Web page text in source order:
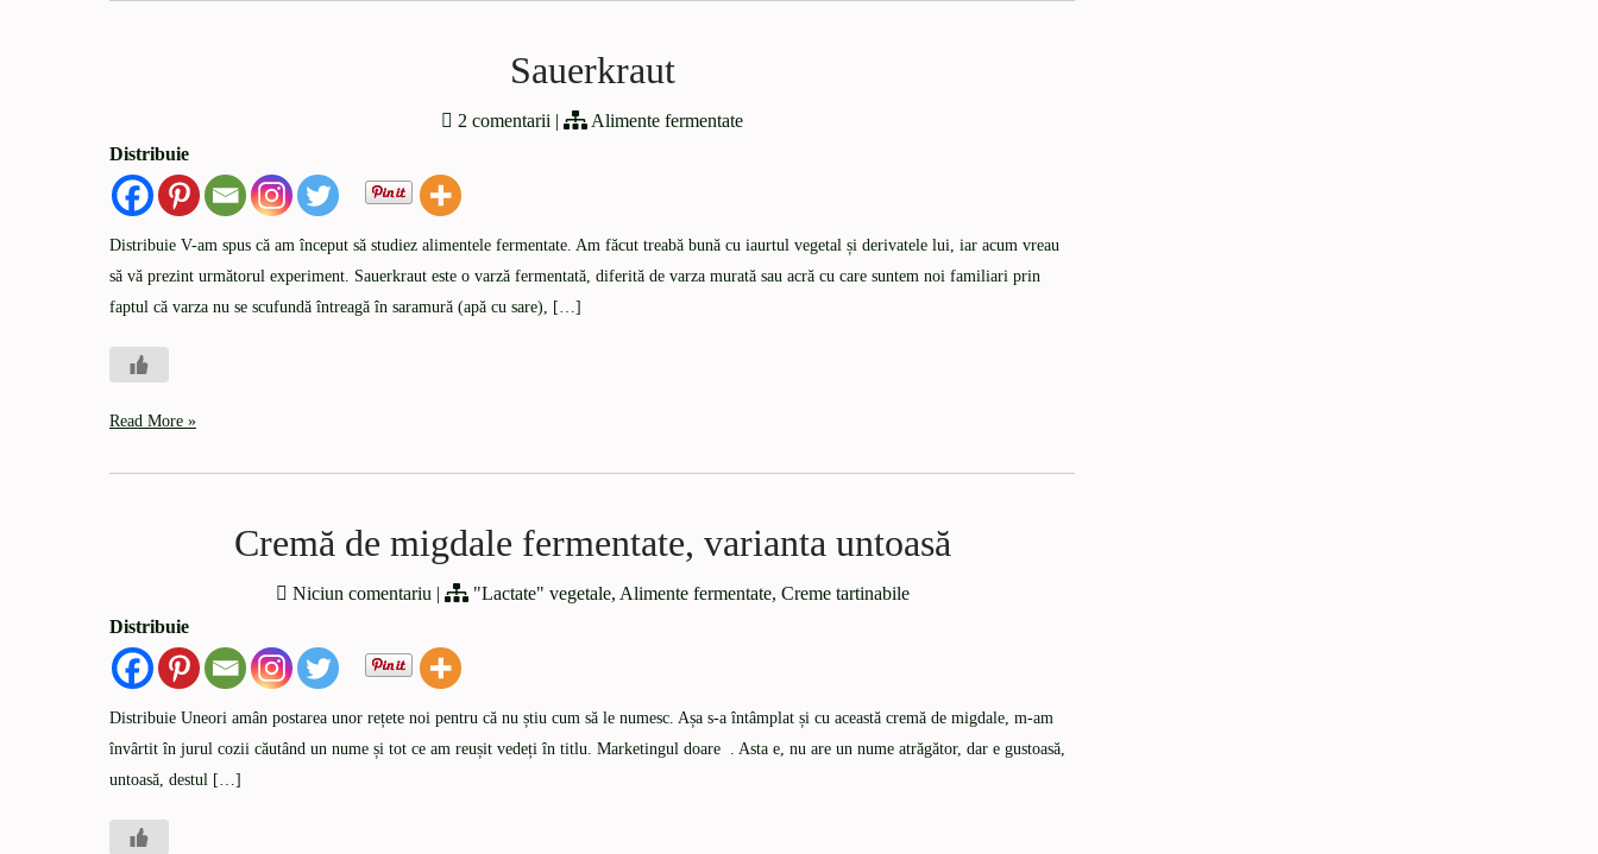
Sauerkraut
2 comentarii |
Alimente fermentate
Distribuie
Distribuie V-am spus că am început să studiez alimentele fermentate. Am făcut treabă bună cu iaurtul vegetal și derivatele lui, iar acum vreau
să vă prezint următorul experiment. Sauerkraut este o varză fermentată, diferită de varza murată sau acră cu care suntem noi familiari prin
faptul că varza nu se scufundă întreagă în saramură (apă cu sare), […]
Read More »
Cremă de migdale fermentate, varianta untoasă
Niciun comentariu | "Lactate" vegetale, Alimente fermentate, Creme tartinabile
Distribuie
Distribuie Uneori amân postarea unor rețete noi pentru că nu știu cum să le numesc. Așa s-a întâmplat și cu această cremă de migdale, m-am
învârtit în jurul cozii căutând un nume și tot ce am reușit vedeți în titlu. Marketingul doare . Asta e, nu are un nume atrăgător, dar e gustoasă,
untoasă, destul […]